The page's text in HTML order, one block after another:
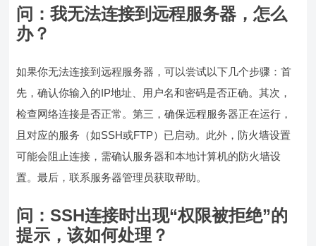
问：我无法连接到远程服务器，怎么
办？
如果你无法连接到远程服务器，可以尝试以下几个步骤：首
先，确认你输入的IP地址、用户名和密码是否正确。其次，
检查网络连接是否正常。第三，确保远程服务器正在运行，
且对应的服务（如SSH或FTP）已启动。此外，防火墙设置
可能会阻止连接，需确认服务器和本地计算机的防火墙设
置。最后，联系服务器管理员获取帮助。
问：SSH连接时出现“权限被拒绝”的
提示，该如何处理？